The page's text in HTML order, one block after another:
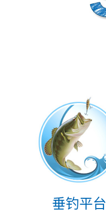
垂钓平台